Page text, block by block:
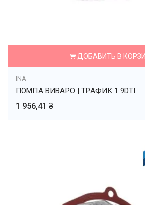
ДОБАВИТЬ В
INA
ПОМПА ВИВАРО | ТРАФИК 1.9DTI
1 956,41 ₴